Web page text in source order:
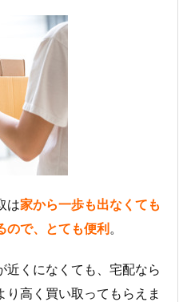
は家から一歩も出なくても
ので、とても便利。
近くになくても、宅配なら
高く買い取ってもらえま